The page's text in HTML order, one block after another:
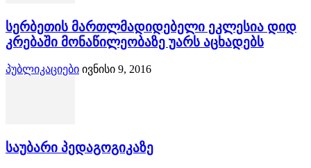
სერბეთის მართლმადიდებელი ეკლესია დიდ
კრებაში მონაწილეობაზე უარს აცხადებს
პუბლიკაციები ივნისი 9, 2016
საუბარი პედაგოგიკაზე